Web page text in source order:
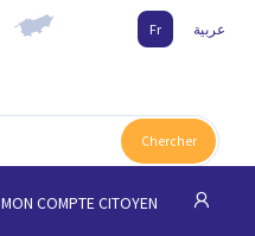
Fr عربية
Chercher
MON COMPTE CITOYEN